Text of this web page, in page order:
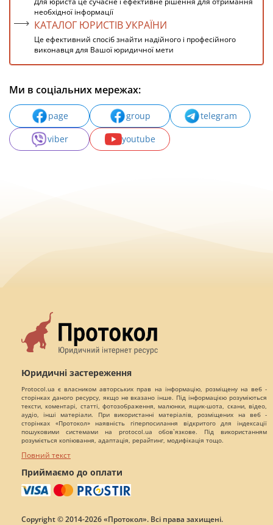
необхідної інформації
КАТАЛОГ ЮРИСТІВ УКРАЇНИ
Це ефективний спосіб знайти надійного і професійного
виконавця для Вашої юридичної мети
Ми в соціальних мережах:
page group
telegram
viber
youtube
Юридичні застереження
Protocol.ua є власником авторських прав на інформацію, розміщену на веб -
сторінках даного ресурсу, якщо не вказано інше. Під інформацією розуміються
тексти, коментарі, статті, фотозображення, малюнки, ящик-шота, скани, відео,
аудіо, інші матеріали. При використанні матеріалів, розміщених на веб -
сторінках «Протокол» наявність гіперпосилання відкритого для індексації
пошуковими системами на protocol.ua обов`язкове. Під використанням
розуміється копіювання, адаптація, рерайтинг, модифікація тощо.
Повний текст
Приймаємо до оплати
Copyright © 2014-2026 «Протокол». Всі права захищені.